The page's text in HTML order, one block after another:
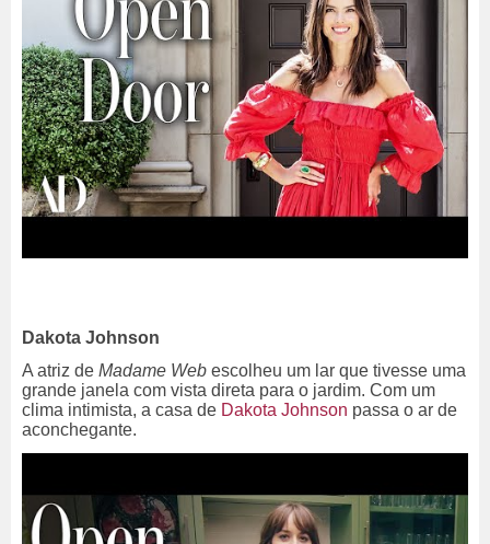
Dakota Johnson
A atriz de Madame Web escolheu um lar que tivesse uma
grande janela com vista direta para o jardim. Com um
clima intimista, a casa de Dakota Johnson passa o ar de
aconchegante.